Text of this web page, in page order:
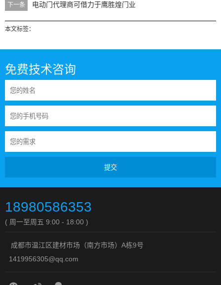
下一条 电动门代理商可借力于鹰胜煌门业
本文标签：
免费技术咨询
提交
18980586353
( 周一至周五 9:00 - 18:00 )
成都市温江区建材市场（南方市场）A栋9号
1419956305@qq.com